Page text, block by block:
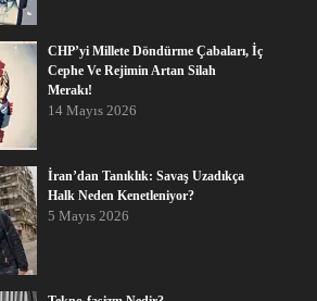
CHP’yi Millete Döndürme Çabaları, İç
Cephe Ve Rejimin Artan Silah
Merakı!
14 Mayıs 2026
İran’dan Tanıklık: Savaş Uzadıkça
Halk Neden Kenetleniyor?
5 Mayıs 2026